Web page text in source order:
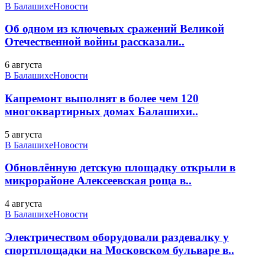
В БалашихеНовости
Об одном из ключевых сражений Великой
Отечественной войны рассказали..
6 августа
В БалашихеНовости
Капремонт выполнят в более чем 120
многоквартирных домах Балашихи..
5 августа
В БалашихеНовости
Обновлённую детскую площадку открыли в
микрорайоне Алексеевская роща в..
4 августа
В БалашихеНовости
Электричеством оборудовали раздевалку у
спортплощадки на Московском бульваре в..